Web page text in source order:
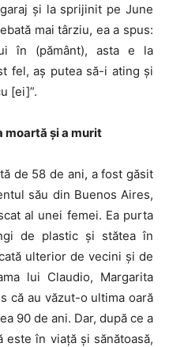
și la sprijinit pe June
mai târziu, ea a spus:
în (pământ), asta e la
fel, aș putea să-i ating și
[ei]”.
moartă și a murit
de 58 de ani, a fost găsit
său din Buenos Aires,
al unei femei. Ea purta
de plastic și stătea în
ulterior de vecini și de
lui Claudio, Margarita
că au văzut-o ultima oară
90 de ani. Dar, după ce a
în viață și sănătoasă,